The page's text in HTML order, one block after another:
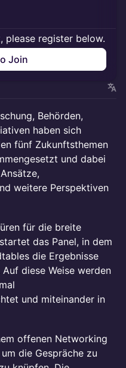
please register below.
Join
Behörden,
haben sich
fünf Zukunftsthemen
und dabei
weitere Perspektiven
für die breite
das Panel, in dem
die Ergebnisse
diese Weise werden
und miteinander in
offenen Networking
die Gespräche zu